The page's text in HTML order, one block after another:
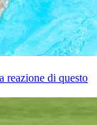
reazione di questo